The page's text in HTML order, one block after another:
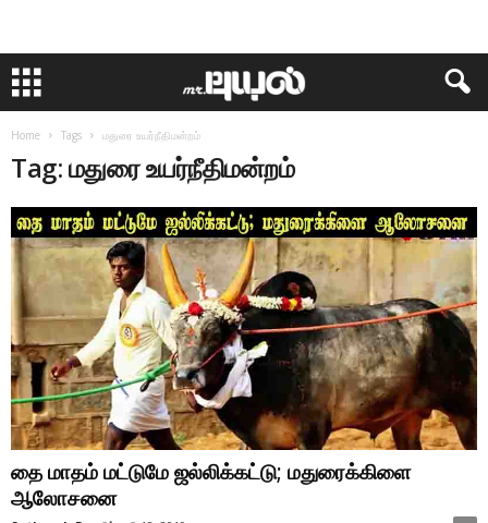
Home Tags மதுரை உயர்நீதிமன்றம்
Tag: மதுரை உயர்நீதிமன்றம்
தை மாதம் மட்டுமே ஜல்லிக்கட்டு; மதுரைக்கிளை
ஆலோசனை